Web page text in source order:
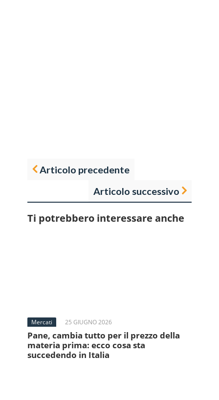
Articolo precedente
Articolo successivo
Ti potrebbero interessare anche
Mercati 25 GIUGNO 2026
Pane, cambia tutto per il prezzo della
materia prima: ecco cosa sta
succedendo in Italia